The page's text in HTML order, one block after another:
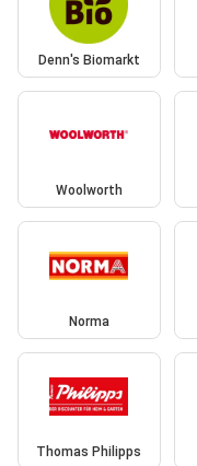
Denn's Biomarkt
Woolworth
Norma
Thomas Philipps